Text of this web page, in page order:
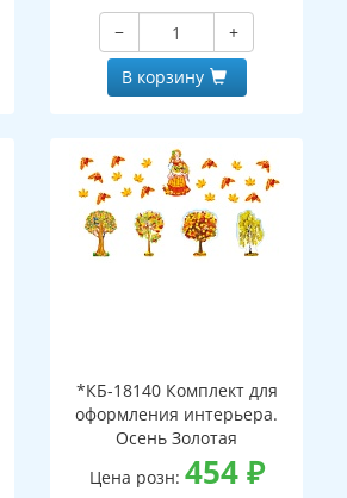
−
+
В корзину
*КБ-18140 Комплект для
оформления интерьера.
Осень Золотая
Цена розн: 454₽